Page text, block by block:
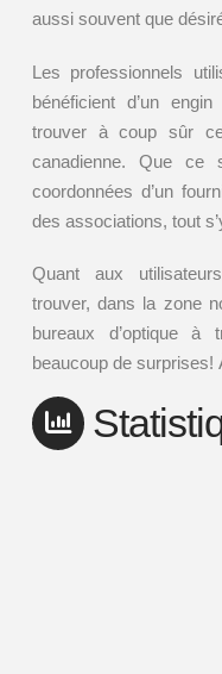
aussi souvent que
Les professionnels
bénéficient d’un
trouver à coup sûr
canadienne. Que ce
coordonnées d’un
des associations, tout
Quant aux
trouver, dans la zone
bureaux d’optique
beaucoup de surprises!